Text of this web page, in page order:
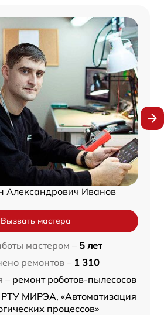
Александрович Иванов
Вызвать мастера
мастером – 5 лет
ремонтов – 1 310
– ремонт роботов-пылесосов
РТУ МИРЭА, «Автоматизация
процессов»